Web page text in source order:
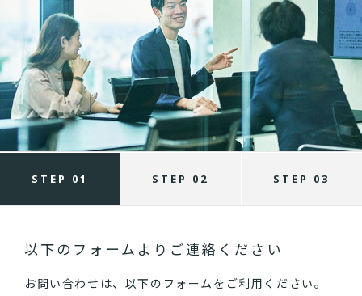
STEP 01 STEP 02 STEP 03
以下のフォームよりご連絡ください
お問い合わせは、以下のフォームをご利用ください。